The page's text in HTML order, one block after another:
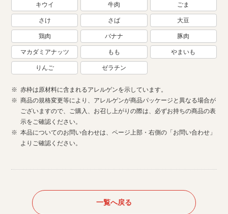
キウイ 牛肉 ごま
さけ さば 大豆
鶏肉 バナナ 豚肉
マカダミアナッツ もも やまいも
りんご ゼラチン
赤枠は原材料に含まれるアレルゲンを示しています。
商品の規格変更等により、アレルゲンが商品パッケージと異なる場合が
ございますので、ご購入、お召し上がりの際は、必ずお持ちの商品の表
示をご確認ください。
本品についてのお問い合わせは、ページ上部・右側の「お問い合わせ」
よりご確認ください。
一覧へ戻る